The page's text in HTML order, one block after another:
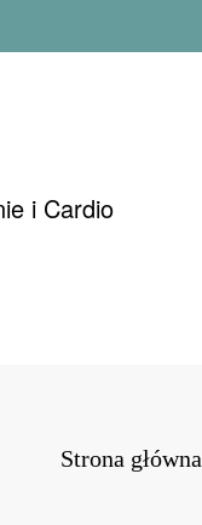
i Cardio
Strona główna